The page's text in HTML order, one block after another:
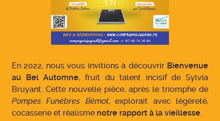
En 2022, nous vous invitions à découvrir Bienvenue
au Bel Automne, fruit du talent incisif de Sylvia
Bruyant. Cette nouvelle pièce, après le triomphe de
Pompes Funèbres Bémot, explorait avec légèreté,
cocasserie et réalisme notre rapport à la vieillesse